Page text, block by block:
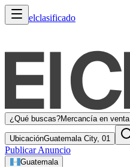
elclasificado
¿Qué buscas?Mercancía en venta
UbicaciónGuatemala City, 01
Publicar Anuncio
Guatemala